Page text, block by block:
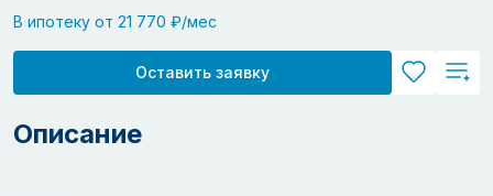
В ипотеку от 21 770 ₽/мес
Оставить заявку
Описание